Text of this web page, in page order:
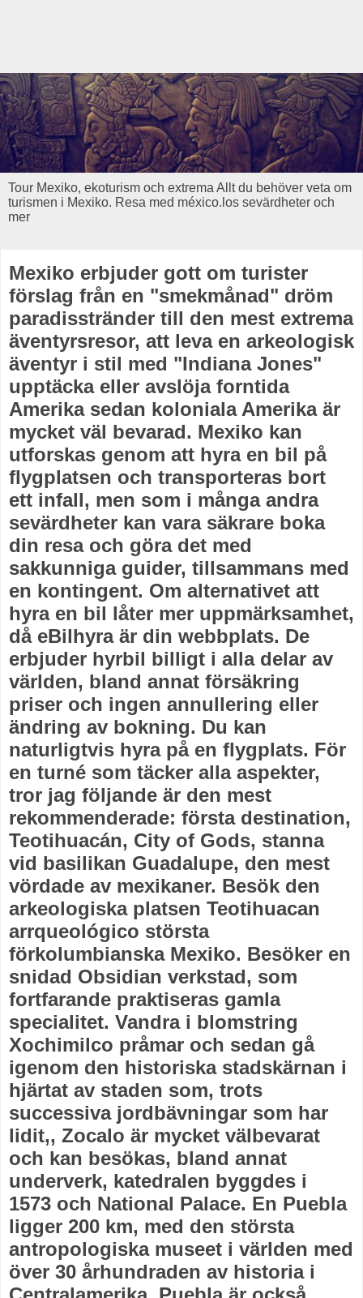
Tour Mexiko, ekoturism och extrema Allt du behöver veta om
turismen i Mexiko. Resa med méxico.los sevärdheter och
mer
Mexiko erbjuder gott om turister
förslag från en "smekmånad" dröm
paradisstränder till den mest extrema
äventyrsresor, att leva en arkeologisk
äventyr i stil med "Indiana Jones"
upptäcka eller avslöja forntida
Amerika sedan koloniala Amerika är
mycket väl bevarad. Mexiko kan
utforskas genom att hyra en bil på
flygplatsen och transporteras bort
ett infall, men som i många andra
sevärdheter kan vara säkrare boka
din resa och göra det med
sakkunniga guider, tillsammans med
en kontingent. Om alternativet att
hyra en bil låter mer uppmärksamhet,
då eBilhyra är din webbplats. De
erbjuder hyrbil billigt i alla delar av
världen, bland annat försäkring
priser och ingen annullering eller
ändring av bokning. Du kan
naturligtvis hyra på en flygplats. För
en turné som täcker alla aspekter,
tror jag följande är den mest
rekommenderade: första destination,
Teotihuacán, City of Gods, stanna
vid basilikan Guadalupe, den mest
vördade av mexikaner. Besök den
arkeologiska platsen Teotihuacan
arrqueológico största
förkolumbianska Mexiko. Besöker en
snidad Obsidian verkstad, som
fortfarande praktiseras gamla
specialitet. Vandra i blomstring
Xochimilco pråmar och sedan gå
igenom den historiska stadskärnan i
hjärtat av staden som, trots
successiva jordbävningar som har
lidit,, Zocalo är mycket välbevarat
och kan besökas, bland annat
underverk, katedralen byggdes i
1573 och National Palace. En Puebla
ligger 200 km, med den största
antropologiska museet i världen med
över 30 århundraden av historia i